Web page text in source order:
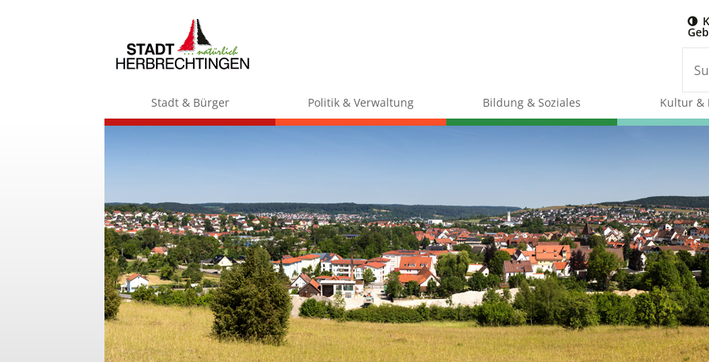
Stadt & Bürger Politik & Verwaltung Bildung & Soziales Kultur &